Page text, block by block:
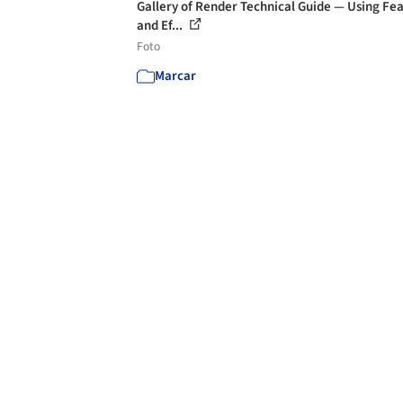
Gallery of Render Technical Guide — Using
and Ef...
Foto
Marcar